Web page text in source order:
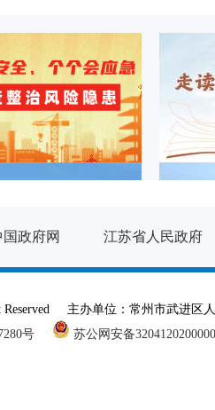
国政府网 江苏省人民政府
Reserved 主办单位：常州市武进
号
苏公网安备